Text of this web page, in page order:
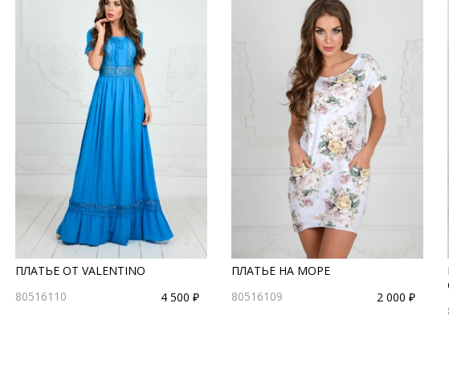
ПЛАТЬЕ ОТ VALENTINO
80516110
4 500 ₽
ПЛАТЬЕ НА МОРЕ
80516109
2 000 ₽